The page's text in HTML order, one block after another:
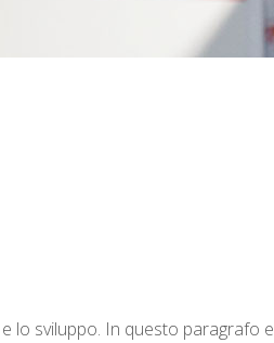
lo sviluppo. In questo paragrafo e